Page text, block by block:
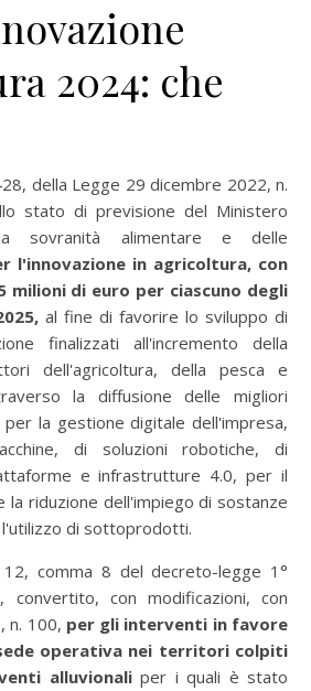
2024: che
della Legge 29 dicembre 2022, n.
stato di previsione del Ministero
sovranità alimentare e delle
l'innovazione in agricoltura, con
milioni di euro per ciascuno degli
al fine di favorire lo sviluppo di
finalizzati all'incremento della
dell'agricoltura, della pesca e
la diffusione delle migliori
la gestione digitale dell'impresa,
di soluzioni robotiche, di
e infrastrutture 4.0, per il
la riduzione dell'impiego di sostanze
l'utilizzo di sottoprodotti.
12, comma 8 del decreto-legge 1°
convertito, con modificazioni, con
n. 100, per gli interventi in favore
operativa nei territori colpiti
alluvionaliper i quali è stato